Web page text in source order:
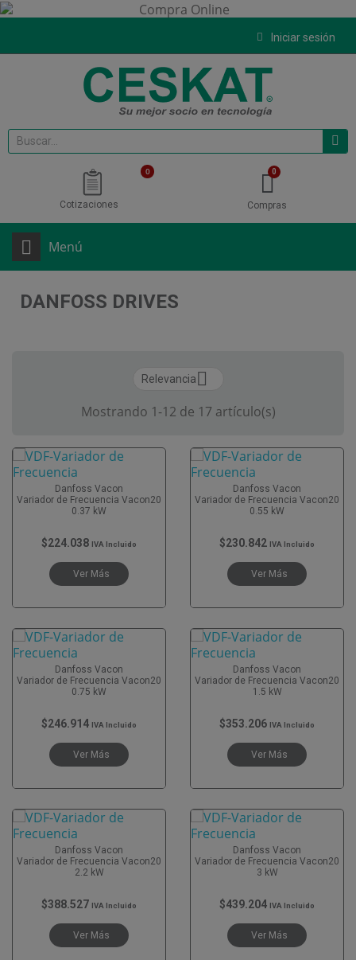
Iniciar sesión
0
Cotizaciones Compras
Menú
DANFOSS DRIVES
Relevancia
Mostrando 1-12 de 17 artículo(s)
Danfoss Vacon
Variador de Frecuencia Vacon20
0.37 kW
$224.038 IVA Incluido
Ver Más
Danfoss Vacon
Variador de Frecuencia Vacon20
0.55 kW
$230.842 IVA Incluido
Ver Más
Danfoss Vacon
Variador de Frecuencia Vacon20
0.75 kW
$246.914 IVA Incluido
Ver Más
Danfoss Vacon
Variador de Frecuencia Vacon20
1.5 kW
$353.206 IVA Incluido
Ver Más
Danfoss Vacon
Variador de Frecuencia Vacon20
2.2 kW
$388.527 IVA Incluido
Ver Más
Danfoss Vacon
Variador de Frecuencia Vacon20
3 kW
$439.204 IVA Incluido
Ver Más